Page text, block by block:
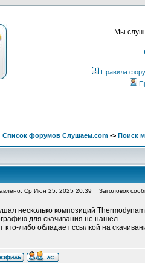
Мы
Правила
Список форумов Слушаем.com -> Поиск
Ср Июн 25, 2025 20:39 Заголовок
несколько композиций
для скачивания не нашёл.
кто-либо обладает ссылкой на